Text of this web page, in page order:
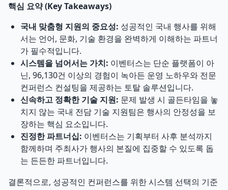
핵심 요약 (Key Takeaways)
국내 맞춤형 지원의 중요성: 성공적인 국내 행사를 위해
서는 언어, 문화, 기술 환경을 완벽하게 이해하는 파트너
가 필수적입니다.
시스템을 넘어서는 가치: 이벤터스는 단순 플랫폼이 아
닌, 96,130건 이상의 경험이 녹아든 운영 노하우와 전문
컨퍼런스 컨설팅을 제공하는 토탈 솔루션입니다.
신속하고 정확한 기술 지원: 문제 발생 시 골든타임을 놓
치지 않는 국내 전담 기술 지원팀은 행사의 안정성을 보
장하는 핵심 요소입니다.
진정한 파트너십: 이벤터스는 기획부터 사후 분석까지
함께하며 주최사가 행사의 본질에 집중할 수 있도록 돕
는 든든한 파트너입니다.
결론적으로, 성공적인 컨퍼런스를 위한 시스템 선택의 기준